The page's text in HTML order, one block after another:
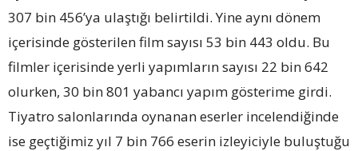
307 bin 456’ya ulaştığı belirtildi. Yine aynı dönem
içerisinde gösterilen film sayısı 53 bin 443 oldu. Bu
filmler içerisinde yerli yapımların sayısı 22 bin 642
olurken, 30 bin 801 yabancı yapım gösterime girdi.
Tiyatro salonlarında oynanan eserler incelendiğinde
ise geçtiğimiz yıl 7 bin 766 eserin izleyiciyle buluştuğu